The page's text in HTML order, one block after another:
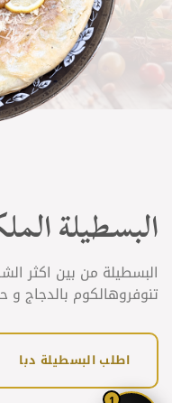
البسطيلة
البسطيلة من بين اكثر
تنوفروهالكوم بالدجاج
اطلب البسطيلة دبا
1